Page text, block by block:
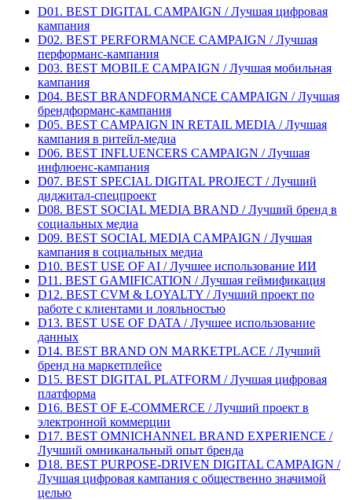
D01. BEST DIGITAL CAMPAIGN / Лучшая цифровая
кампания
D02. BEST PERFORMANCE CAMPAIGN / Лучшая
перформанс-кампания
D03. BEST MOBILE CAMPAIGN / Лучшая мобильная
кампания
D04. BEST BRANDFORMANCE CAMPAIGN / Лучшая
брендформанс-кампания
D05. BEST CAMPAIGN IN RETAIL MEDIA / Лучшая
кампания в ритейл-медиа
D06. BEST INFLUENCERS CAMPAIGN / Лучшая
инфлюенс-кампания
D07. BEST SPECIAL DIGITAL PROJECT / Лучший
диджитал-спецпроект
D08. BEST SOCIAL MEDIA BRAND / Лучший бренд в
социальных медиа
D09. BEST SOCIAL MEDIA CAMPAIGN / Лучшая
кампания в социальных медиа
D10. BEST USE OF AI / Лучшее использование ИИ
D11. BEST GAMIFICATION / Лучшая геймификация
D12. BEST CVM & LOYALTY / Лучший проект по
работе с клиентами и лояльностью
D13. BEST USE OF DATA / Лучшее использование
данных
D14. BEST BRAND ON MARKETPLACE / Лучший
бренд на маркетплейсе
D15. BEST DIGITAL PLATFORM / Лучшая цифровая
платформа
D16. BEST OF E-COMMERCE / Лучший проект в
электронной коммерции
D17. BEST OMNICHANNEL BRAND EXPERIENCE /
Лучший омниканальный опыт бренда
D18. BEST PURPOSE-DRIVEN DIGITAL CAMPAIGN /
Лучшая цифровая кампания с общественно значимой
целью